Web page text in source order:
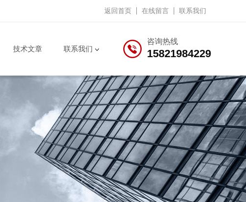
返回首页 在线留言 联系我们
咨询热线
15821984229
技术文章 联系我们